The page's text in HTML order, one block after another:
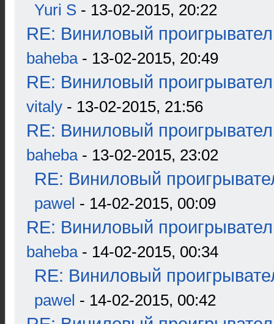
Yuri S - 13-02-2015, 20:22
RE: Виниловый
baheba- 13-02-2015, 20:49
RE: Виниловый
vitaly - 13-02-2015, 21:56
RE: Виниловый
baheba- 13-02-2015, 23:02
RE: Виниловый
pawel - 14-02-2015, 00:09
RE: Виниловый
baheba- 14-02-2015, 00:34
RE: Виниловый
pawel - 14-02-2015, 00:42